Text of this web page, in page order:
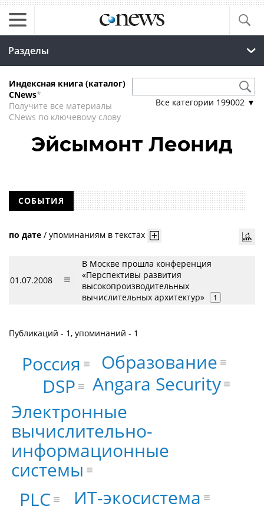
Разделы
Индексная книга (каталог)
CNews*
Получите все материалы
CNews по ключевому слову
Все категории 199002 ▼
Эйсымонт Леонид
СОБЫТИЯ
по дате / упоминаниям в текстах
01.07.2008
В Москве прошла конференция
«Перспективы развития
высокопроизводительных
вычислительных архитектур»
1
Публикаций - 1, упоминаний - 1
Электронные
вычислительно-
информационные
системы
Angara Security
DSP
PLC ИТ-экосистема
Россия Образование